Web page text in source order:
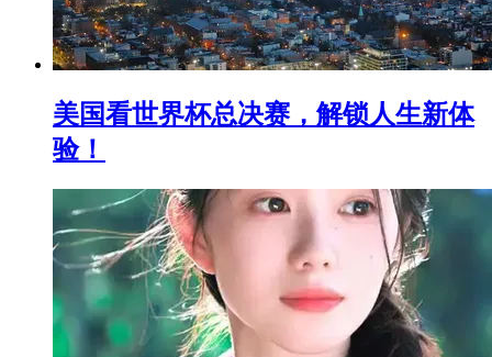
美国看世界杯总决赛，解锁人生新体
验！